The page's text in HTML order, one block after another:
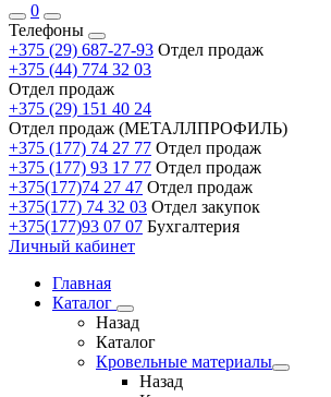
0
Телефоны
+375 (29) 687-27-93 Отдел продаж
+375 (44) 774 32 03
Отдел продаж
+375 (29) 151 40 24
Отдел продаж (МЕТАЛЛПРОФИЛЬ)
+375 (177) 74 27 77 Отдел продаж
+375 (177) 93 17 77 Отдел продаж
+375(177)74 27 47 Отдел продаж
+375(177) 74 32 03 Отдел закупок
+375(177)93 07 07 Бухгалтерия
Личный кабинет
Главная
Каталог
Назад
Каталог
Кровельные материалы
Назад